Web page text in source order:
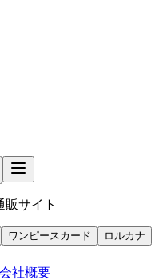
販サイト
ワンピースカード
ロルカナ
会社概要